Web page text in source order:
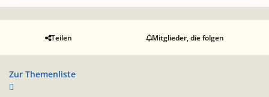
Teilen Mitglieder, die folgen
Zur Themenliste